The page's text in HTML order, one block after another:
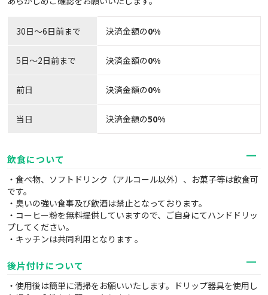
30日〜6日前まで 決済金額の0%
5日～2日前まで 決済金額の0%
前日 決済金額の0%
当日 決済金額の50%
飲食について
・食べ物、ソフトドリンク（アルコール以外）、お菓子等は飲食可
です。
・臭いの強い食事及び飲酒は禁止となっております。
・コーヒー粉を無料提供していますので、ご自身にてハンドドリッ
プしてください。
・キッチンは共同利用となります 。
後片付けについて
・使用後は簡単に清掃をお願いいたします。ドリップ器具を使用し